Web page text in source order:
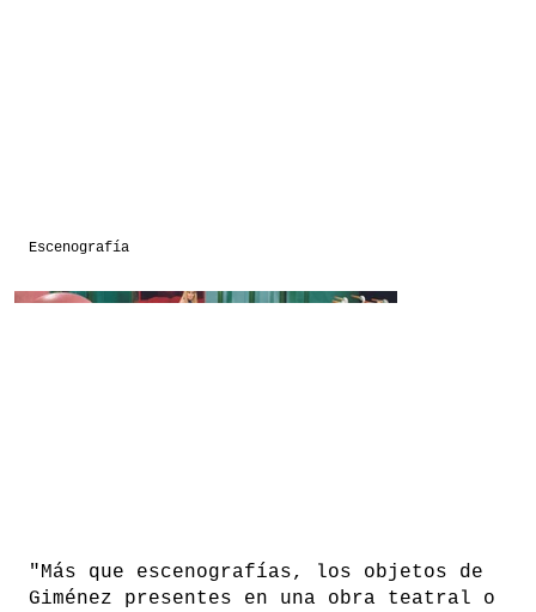
Escenografía
"Más que escenografías, los objetos de
Giménez presentes en una obra teatral o